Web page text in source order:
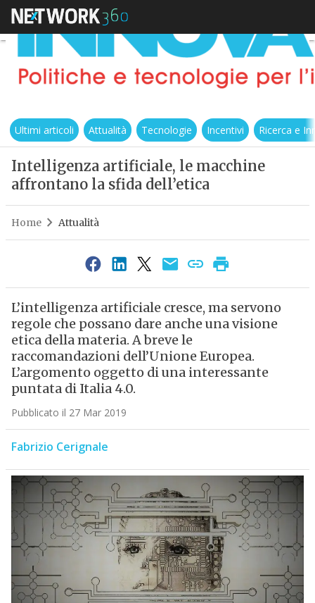
Ultimi articoli Attualità Tecnologie Incentivi Ricerca e
Intelligenza artificiale, le macchine
affrontano la sfida dell’etica
Home Attualità
L’intelligenza artificiale cresce, ma servono
regole che possano dare anche una visione
etica della materia. A breve le
raccomandazioni dell’Unione Europea.
L’argomento oggetto di una interessante
puntata di Italia 4.0.
Pubblicato il 27 Mar 2019
Fabrizio Cerignale